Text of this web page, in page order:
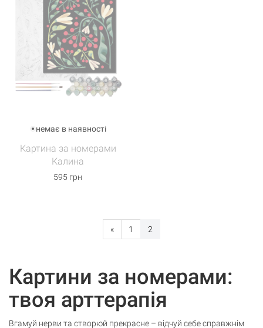
немає в наявності
Картина за номерами
Калина
595 грн
« 1 2
Картини за номерами:
твоя арттерапія
Вгамуй нерви та створюй прекрасне – відчуй себе справжнім